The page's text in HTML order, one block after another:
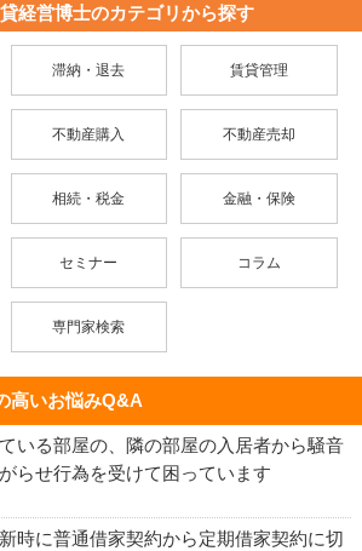
経営博士のカテゴリから探す
滞納・退去 賃貸管理
不動産購入 不動産売却
相続・税金 金融・保険
セミナー コラム
専門家検索
高いお悩みQ&A
いる部屋の、隣の部屋の入居者から騒音
らせ行為を受けて困っています
時に普通借家契約から定期借家契約に切